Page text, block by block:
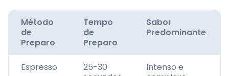
Método
de
Preparo
Tempo
de
Preparo
Sabor
Predominante
Espresso
25-30
Intenso e